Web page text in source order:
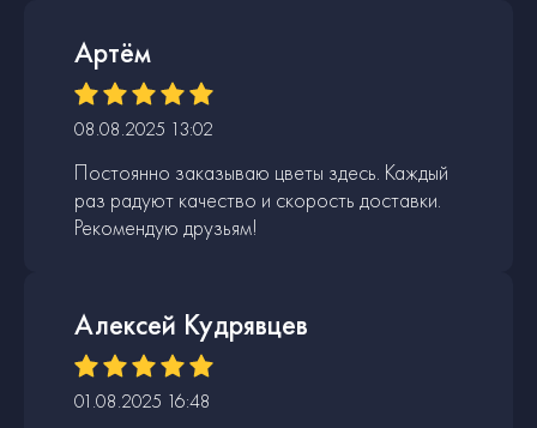
Артём
08.08.2025 13:02
Постоянно заказываю цветы здесь. Каждый
раз радуют качество и скорость доставки.
Рекомендую друзьям!
Алексей Кудрявцев
01.08.2025 16:48